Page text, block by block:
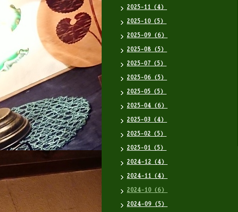
2025-11（4）
2025-10（5）
2025-09（6）
2025-08（5）
2025-07（5）
2025-06（5）
2025-05（5）
2025-04（6）
2025-03（4）
2025-02（5）
2025-01（5）
2024-12（4）
2024-11（4）
2024-10（6）
2024-09（5）